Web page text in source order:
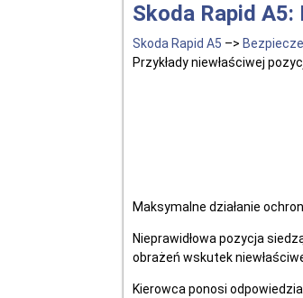
Skoda Rapid A5:
Skoda Rapid A5 –>
Przykłady niewłaściwej
Maksymalne działanie
Nieprawidłowa pozycja
obrażeń wskutek
Kierowca ponosi